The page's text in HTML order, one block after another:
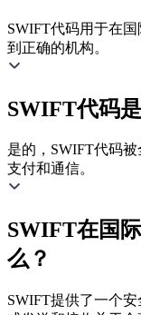
SWIFT代码用于在
到正确的机构。
SWIFT代码
是的，SWIFT代码
支付和通信。
SWIFT在国
么？
SWIFT提供了一个